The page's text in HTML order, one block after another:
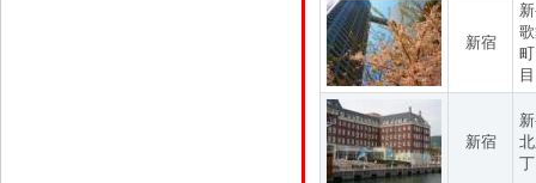
新宿
目
新宿